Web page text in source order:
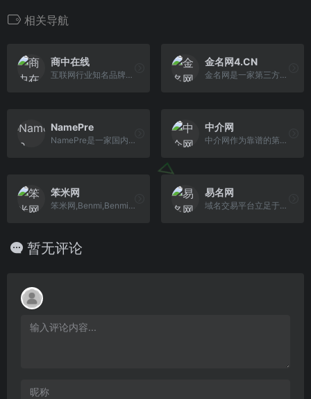
相关导航
商中在线
互联网行业知名品牌、互联网应用与数字营销服务提供商。商中在线是专业从事域名注册、虚拟主机、企业邮局、云服务器、大中小型服务器租用托管、微信运营、网站推 广的服务提供商。
金名网4.CN
金名网是一家第三方域名交易平台,致力于为用户提供域名拍卖,域名交易,域名出售,域名中介,域名代购,自定义出售页,域名停放,域名经纪等域名增值服务
NamePre
NamePre是一家国内领先的全网域名释放拍卖平台，平台专注于为国内外客户提供集域名托管、域名释放、域名拍卖、域名结算、域名竞价等为一体的服务体验。NamePre致 力于为中小米农服务，让天下没有难卖的域名。
中介网
中介网作为靠谱的第三方中介交易平台，专业提供域名转让、网站交易、自媒体营销中介等服务
笨米网
笨米网,Benmi,Benmi.com,域名服务平台,域名工具网 域名成交价格查询,域名历史查询,域名反查,Whois查询，whois反查,过期域名删除查询，域名交易价格，域名交易价格查询,域名交易行情,过期域名,域名评估
易名网
域名交易平台立足于打造一个以域名交易为核心，域名拍卖、域名竞价、域名经纪中介交易为主要交易方式的域名买卖平台，并提供域名抢注、域名展示页等辅助工具及应 用，并成功为CCTV、苏宁、微软、百度Baidu、新浪SINA、QIHU 360、腾讯QQ等多家企业买回域名。
暂无评论